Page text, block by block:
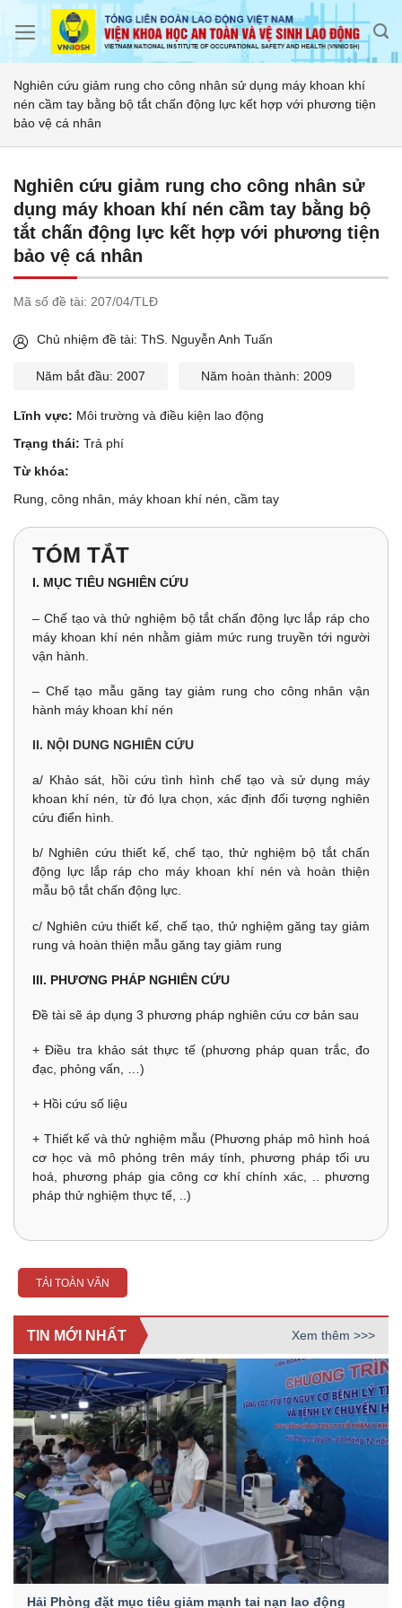
Nghiên cứu giảm rung cho công nhân sử dụng máy khoan khí
nén cầm tay bằng bộ tắt chấn động lực kết hợp với phương tiện
bảo vệ cá nhân
Nghiên cứu giảm rung cho công nhân sử
dụng máy khoan khí nén cầm tay bằng bộ
tắt chấn động lực kết hợp với phương tiện
bảo vệ cá nhân
Mã số đề tài: 207/04/TLĐ
Chủ nhiệm đề tài: ThS. Nguyễn Anh Tuấn
Năm bắt đầu: 2007 Năm hoàn thành: 2009
Lĩnh vực: Môi trường và điều kiện lao động
Trạng thái: Trả phí
Từ khóa:
Rung, công nhân, máy khoan khí nén, cầm tay
TÓM TẮT
I. MỤC TIÊU NGHIÊN CỨU
– Chế tạo và thử nghiệm bộ tắt chấn động lực lắp ráp cho
máy khoan khí nén nhằm giảm mức rung truyền tới người
vận hành.
– Chế tạo mẫu găng tay giảm rung cho công nhân vận
hành máy khoan khí nén
II. NỘI DUNG NGHIÊN CỨU
a/ Khảo sát, hồi cứu tình hình chế tạo và sử dụng máy
khoan khí nén, từ đó lựa chọn, xác định đối tượng nghiên
cứu điển hình.
b/ Nghiên cứu thiết kế, chế tạo, thử nghiệm bộ tắt chấn
động lực lắp ráp cho máy khoan khí nén và hoàn thiện
mẫu bộ tắt chấn động lực.
c/ Nghiên cứu thiết kế, chế tạo, thử nghiệm găng tay giảm
rung và hoàn thiện mẫu găng tay giảm rung
III. PHƯƠNG PHÁP NGHIÊN CỨU
Đề tài sẽ áp dụng 3 phương pháp nghiên cứu cơ bản sau
+ Điều tra khảo sát thực tế (phương pháp quan trắc, đo
đạc, phỏng vấn, …)
+ Hồi cứu số liệu
+ Thiết kế và thử nghiệm mẫu (Phương pháp mô hình hoá
cơ học và mô phỏng trên máy tính, phương pháp tối ưu
hoá, phương pháp gia công cơ khí chính xác, .. phương
pháp thử nghiệm thực tế, ..)
TẢI TOÀN VĂN
TIN MỚI NHẤT Xem thêm >>>
Hải Phòng đặt mục tiêu giảm mạnh tai nạn lao động